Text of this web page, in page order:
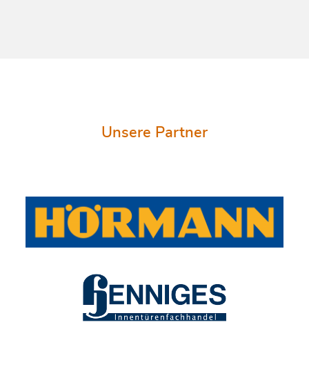
Unsere Partner